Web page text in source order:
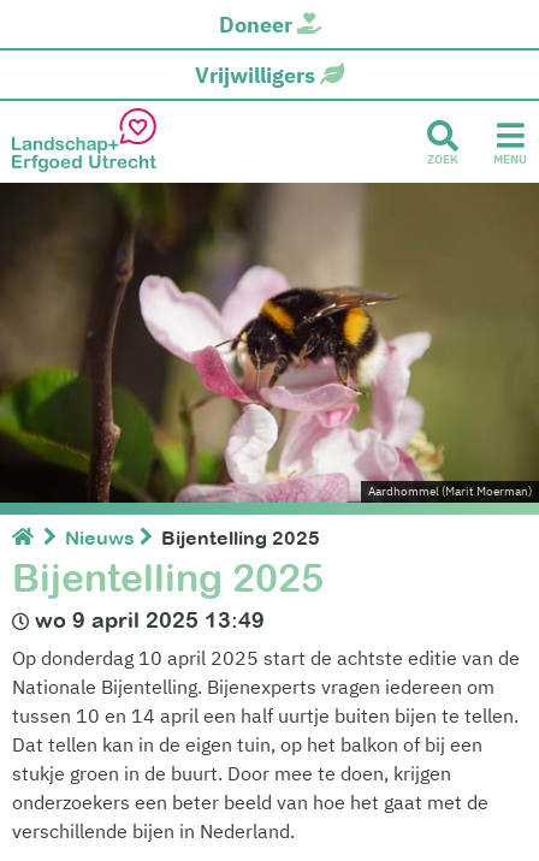
Doneer
Vrijwilligers
ZOEK MENU
Aardhommel (Marit Moerman)
Nieuws Bijentelling 2025
Bijentelling 2025
wo 9 april 2025 13:49
Op donderdag 10 april 2025 start de achtste editie van de
Nationale Bijentelling. Bijenexperts vragen iedereen om
tussen 10 en 14 april een half uurtje buiten bijen te tellen.
Dat tellen kan in de eigen tuin, op het balkon of bij een
stukje groen in de buurt. Door mee te doen, krijgen
onderzoekers een beter beeld van hoe het gaat met de
verschillende bijen in Nederland.